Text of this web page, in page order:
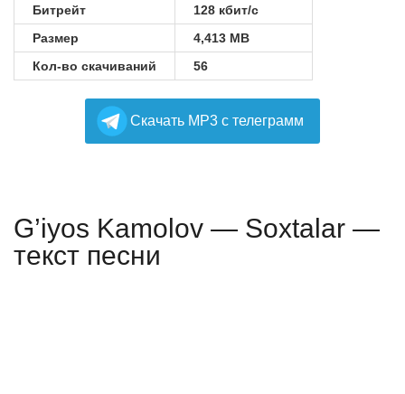
Битрейт
128 кбит/с
Размер
4,413 MB
Кол-во скачиваний
56
Cкачать MP3 с телеграмм
G’iyos Kamolov — Soxtalar —
текст песни